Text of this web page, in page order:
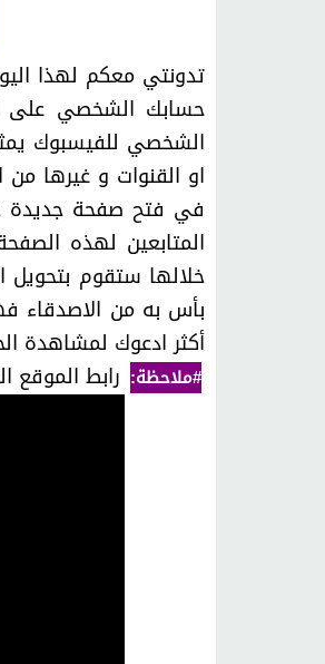
تدونتي معكم لهذا
حسابك الشخصي على
الشخصي للفيسبوك
او القنوات و غيرها
في فتح صفحة جديدة
المتابعين لهذه
خلالها ستقوم
بأس به من الاصدقاء
أكثر ادعوك لمشاهدة
#ملاحظة: رابط الموقع